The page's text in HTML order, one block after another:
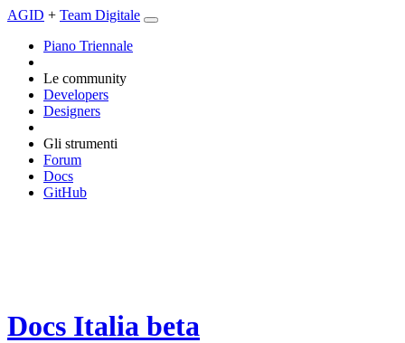
AGID + Team Digitale
Piano Triennale
Le community
Developers
Designers
Gli strumenti
Forum
Docs
GitHub
Docs Italia beta